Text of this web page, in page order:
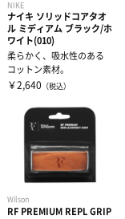
NIKE
ナイキ ソリッドコアタオ
ル ミディアム ブラック/ホ
ワイト(010)
柔らかく、吸水性のある
コットン素材。
￥2,640 （税込）
Wilson
RF PREMIUM REPL GRIP